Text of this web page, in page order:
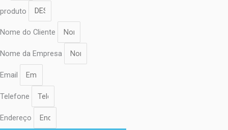
produto
Nome do Cliente
Nome da Empresa
Email
Telefone
Endereço